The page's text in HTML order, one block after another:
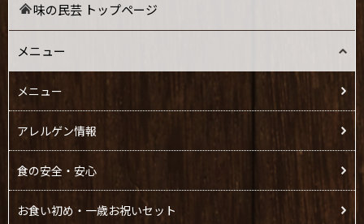
二色アイス（抹茶×バニ
ラ）
●
宇治の濃厚抹茶アイス ● ●
バニラアイス
やわらかわらび桝『きな
チョコバニラサンデー ● ● ● ●
味の民芸 トップページ
メニュー
メニュー
アレルゲン情報
食の安全・安心
お食い初め・一歳お祝いセット